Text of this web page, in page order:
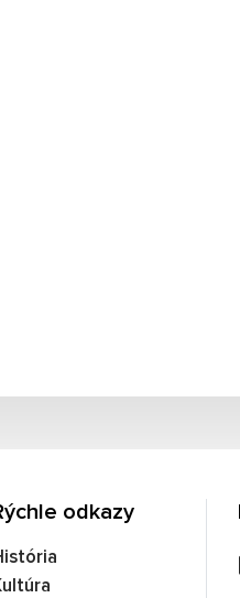
odkazy